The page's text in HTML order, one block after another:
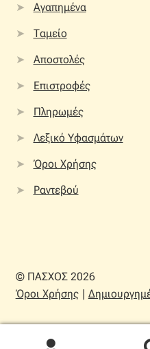
Αγαπημένα
Ταμείο
Αποστολές
Επιστροφές
Πληρωμές
Λεξικό Υφασμάτων
Όροι Χρήσης
Ραντεβού
© ΠΑΣΧΟΣ 2026
Όροι Χρήσης